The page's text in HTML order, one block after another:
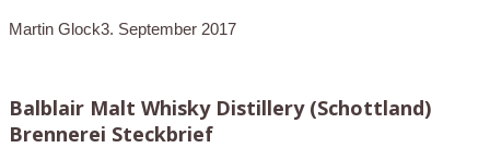
Martin Glock3. September 2017
Balblair Malt Whisky Distillery (Schottland)
Brennerei Steckbrief